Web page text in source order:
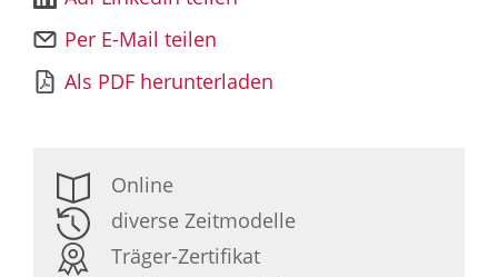
Per E-Mail teilen
Als PDF herunterladen
Online
diverse Zeitmodelle
Träger-Zertifikat